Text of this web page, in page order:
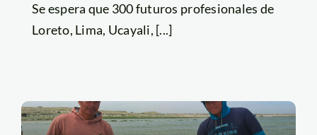
Se espera que 300 futuros profesionales de
Loreto, Lima, Ucayali, [...]